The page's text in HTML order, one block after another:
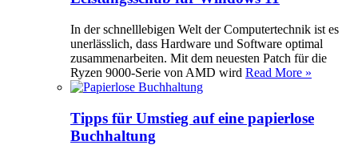
In der schnelllebigen Welt der Computertechnik ist es
unerlässlich, dass Hardware und Software optimal
zusammenarbeiten. Mit dem neuesten Patch für die
Ryzen 9000-Serie von AMD wird Read More »
Tipps für Umstieg auf eine papierlose
Buchhaltung